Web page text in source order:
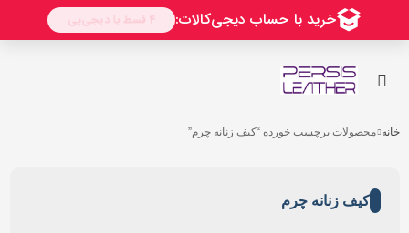
خانه محصولات برچسب خورده “کیف زنانه چرم”
کیف زنانه چرم